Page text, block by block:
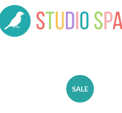
SALE